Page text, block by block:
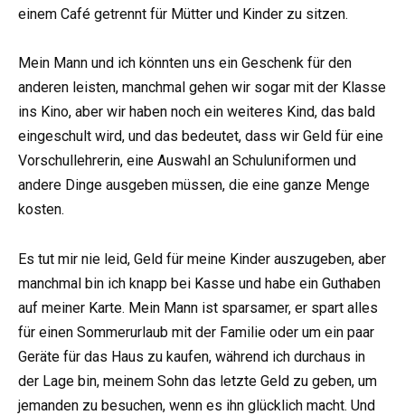
einem Café getrennt für Mütter und Kinder zu sitzen.
Mein Mann und ich könnten uns ein Geschenk für den
anderen leisten, manchmal gehen wir sogar mit der Klasse
ins Kino, aber wir haben noch ein weiteres Kind, das bald
eingeschult wird, und das bedeutet, dass wir Geld für eine
Vorschullehrerin, eine Auswahl an Schuluniformen und
andere Dinge ausgeben müssen, die eine ganze Menge
kosten.
Es tut mir nie leid, Geld für meine Kinder auszugeben, aber
manchmal bin ich knapp bei Kasse und habe ein Guthaben
auf meiner Karte. Mein Mann ist sparsamer, er spart alles
für einen Sommerurlaub mit der Familie oder um ein paar
Geräte für das Haus zu kaufen, während ich durchaus in
der Lage bin, meinem Sohn das letzte Geld zu geben, um
jemanden zu besuchen, wenn es ihn glücklich macht. Und